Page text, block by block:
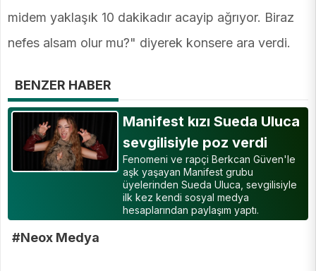
midem yaklaşık 10 dakikadır acayip ağrıyor. Biraz
nefes alsam olur mu?" diyerek konsere ara verdi.
BENZER HABER
Manifest kızı Sueda Uluca
sevgilisiyle poz verdi
Fenomeni ve rapçi Berkcan Güven'le
aşk yaşayan Manifest grubu
üyelerinden Sueda Uluca, sevgilisiyle
ilk kez kendi sosyal medya
hesaplarından paylaşım yaptı.
#Neox Medya